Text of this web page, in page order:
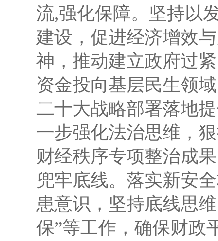
流,强化保障。 坚持以
建设，促进经济增效
神，推动建立政府过
资金投向基层民生领
二十大战略部署落地
一步强化法治思维，
财经秩序专项整治成
兜牢底线。 落实新安
患意识，坚持底线思
保”等工作，确保财政